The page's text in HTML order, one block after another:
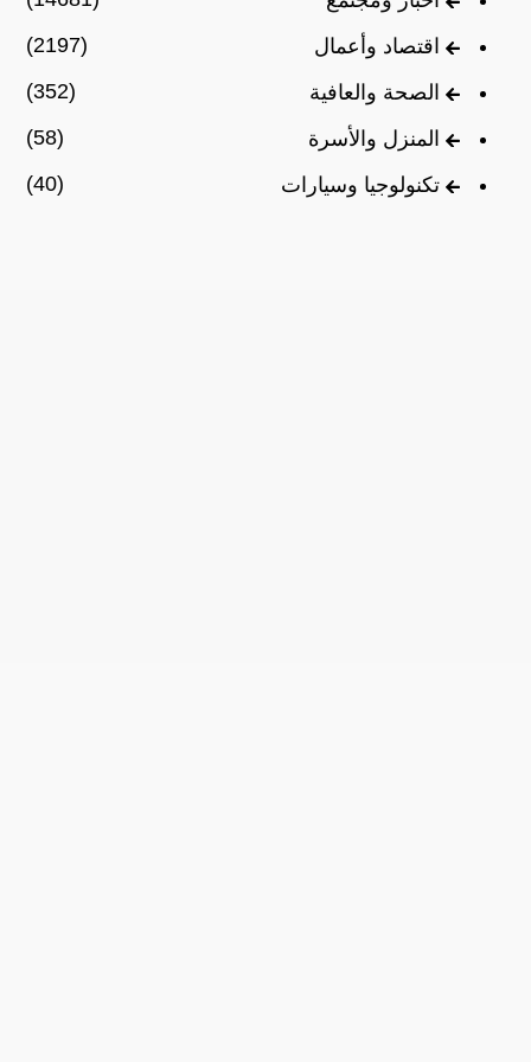
اقتصاد وأعمال
(2197)
الصحة والعافية
(352)
المنزل والأسرة
(58)
تكنولوجيا وسيارات
(40)